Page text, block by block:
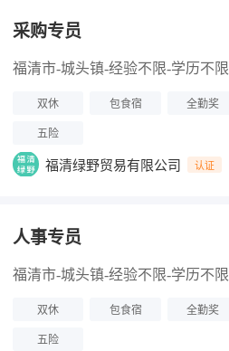
采购专员
福清市-城头镇-经验不限-学历不限
双休 包食宿 全勤奖
五险
福清绿野贸易有限公司 认证
人事专员
福清市-城头镇-经验不限-学历不限
双休 包食宿 全勤奖
五险